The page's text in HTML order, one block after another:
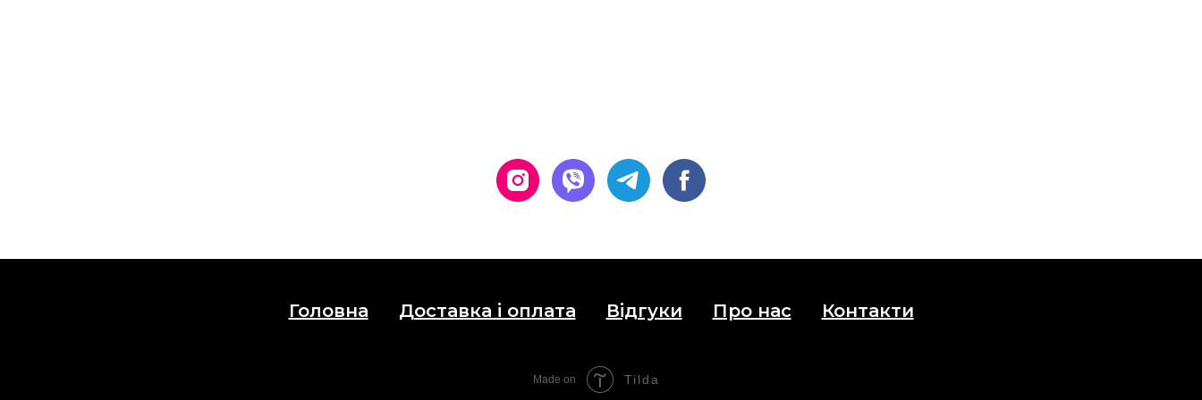
Головна Доставка і оплата Відгуки Про нас Контакти
Made on Tilda